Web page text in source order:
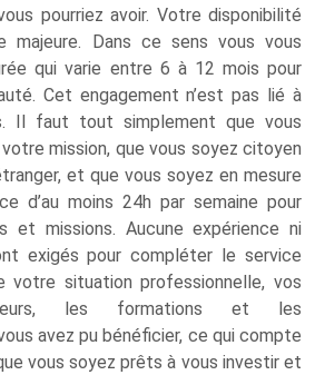
pourriez avoir. Votre disponibilité
majeure. Dans ce sens vous vous
qui varie entre 6 à 12 mois pour
Cet engagement n’est pas lié à
Il faut tout simplement que vous
mission, que vous soyez citoyen
et que vous soyez en mesure
d’au moins 24h par semaine pour
et missions. Aucune expérience ni
exigés pour compléter le service
votre situation professionnelle, vos
les formations et les
avez pu bénéficier, ce qui compte
vous soyez prêts à vous investir et